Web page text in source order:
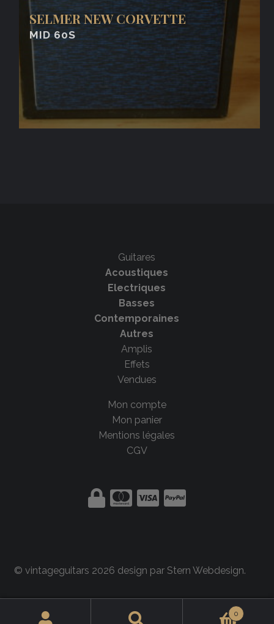
SELMER NEW CORVETTE
MID 60S
Guitares
Acoustiques
Electriques
Basses
Contemporaines
Autres
Amplis
Effets
Vendues
Mon compte
Mon panier
Mentions légales
CGV
© vintageguitars 2026 design par Stern Webdesign.
Rechercher :
0